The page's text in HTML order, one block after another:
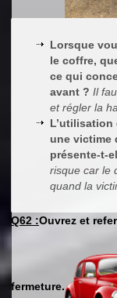
Lorsque
le coffre,
ce qui
avant ? Il
et régler la
L’utilisation
une victime
présente-t-
risque car le
quand la
Q62 :Ouvrez et
fermeture.